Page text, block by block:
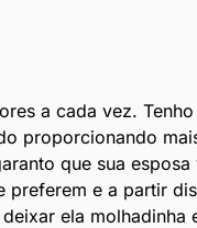
a cada vez.
proporcionando
que sua
e a partir
ela